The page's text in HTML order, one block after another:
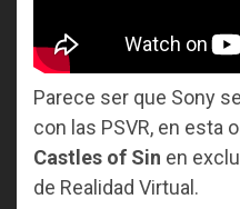
Parece ser que Sony
con las PSVR, en esta
Castles of Sin en
de Realidad Virtual.